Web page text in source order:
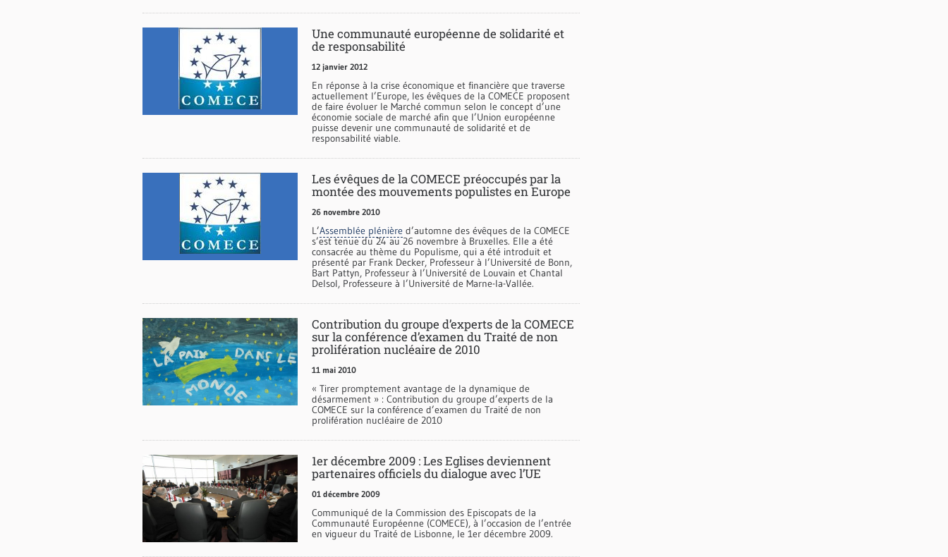
Une communauté européenne de solidarité et
de responsabilité
12 janvier 2012
En réponse à la crise économique et financière que traverse
actuellement l’Europe, les évêques de la COMECE proposent
de faire évoluer le Marché commun selon le concept d’une
économie sociale de marché afin que l’Union européenne
puisse devenir une communauté de solidarité et de
responsabilité viable.
Les évêques de la COMECE préoccupés par la
montée des mouvements populistes en Europe
26 novembre 2010
L’Assemblée plénière d’automne des évêques de la COMECE
s’est tenue du 24 au 26 novembre à Bruxelles. Elle a été
consacrée au thème du Populisme, qui a été introduit et
présenté par Frank Decker, Professeur à l’Université de Bonn,
Bart Pattyn, Professeur à l’Université de Louvain et Chantal
Delsol, Professeure à l’Université de Marne-la-Vallée.
Contribution du groupe d’experts de la COMECE
sur la conférence d’examen du Traité de non
prolifération nucléaire de 2010
11 mai 2010
« Tirer promptement avantage de la dynamique de
désarmement » : Contribution du groupe d’experts de la
COMECE sur la conférence d’examen du Traité de non
prolifération nucléaire de 2010
1er décembre 2009 : Les Eglises deviennent
partenaires officiels du dialogue avec l’UE
01 décembre 2009
Communiqué de la Commission des Episcopats de la
Communauté Européenne (COMECE), à l’occasion de l’entrée
en vigueur du Traité de Lisbonne, le 1er décembre 2009.